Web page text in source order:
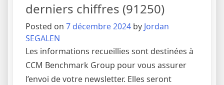
derniers chiffres (91250)
Posted on 7 décembre 2024 by Jordan
SEGALEN
Les informations recueillies sont destinées à
CCM Benchmark Group pour vous assurer
l’envoi de votre newsletter. Elles seront